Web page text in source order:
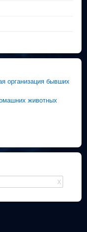
организация бывших
животных
X